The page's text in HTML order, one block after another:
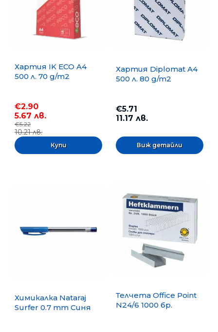
Хартия IK ECO A4
500 л. 70 g/m2
€2.90
5.67 лв.
€5.22
10.21 лв.
Хартия Diplomat A4
500 л. 80 g/m2
€5.71
11.17 лв.
Виж детайли
Химикалка Nataraj
Surfer 0.7 mm Синя
Телчета Office Point
N24/6 1000 бр.